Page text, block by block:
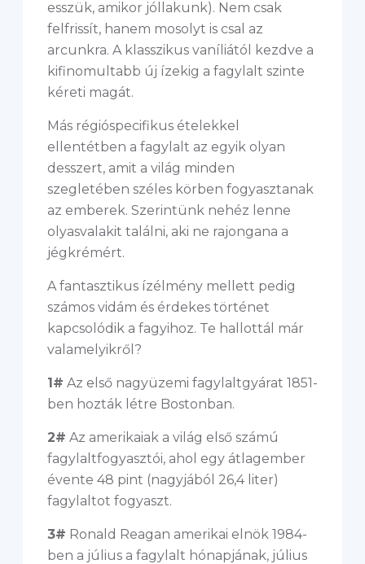
esszük, amikor jóllakunk). Nem csak
felfrissít, hanem mosolyt is csal az
arcunkra. A klasszikus vaníliától kezdve a
kifinomultabb új ízekig a fagylalt szinte
kéreti magát.
Más régióspecifikus ételekkel
ellentétben a fagylalt az egyik olyan
desszert, amit a világ minden
szegletében széles körben fogyasztanak
az emberek. Szerintünk nehéz lenne
olyasvalakit találni, aki ne rajongana a
jégkrémért.
A fantasztikus ízélmény mellett pedig
számos vidám és érdekes történet
kapcsolódik a fagyihoz. Te hallottál már
valamelyikről?
1# Az első nagyüzemi fagylaltgyárat 1851-
ben hozták létre Bostonban.
2# Az amerikaiak a világ első számú
fagylaltfogyasztói, ahol egy átlagember
évente 48 pint (nagyjából 26,4 liter)
fagylaltot fogyaszt.
3# Ronald Reagan amerikai elnök 1984-
ben a július a fagylalt hónapjának, július